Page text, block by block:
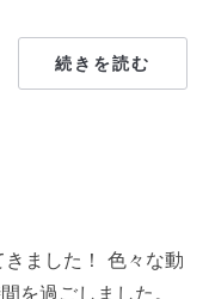
続きを読む
ました！ 色々な動
を過ごしました。